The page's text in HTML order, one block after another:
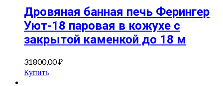
Дровяная банная печь Ферингер
Уют-18 паровая в кожухе с
закрытой каменкой до 18 м
31800,00₽
Купить